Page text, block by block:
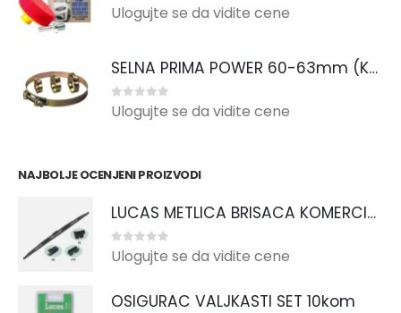
0out of 5
Ulogujte se da vidite cene
SELNA PRIMA POWER 60-63mm (Kopiraj)
0out of 5
Ulogujte se da vidite cene
NAJBOLJE OCENJENI PROIZVODI
LUCAS METLICA BRISACA KOMERCIJALNA 24"/610mm
0out of 5
Ulogujte se da vidite cene
OSIGURAC VALJKASTI SET 10kom